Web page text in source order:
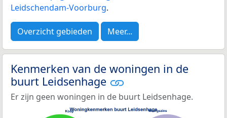
Leidschendam-Voorburg.
Overzicht gebieden Meer...
Kenmerken van de woningen in de
buurt Leidsenhage
Er zijn geen woningen in de buurt Leidsenhage.